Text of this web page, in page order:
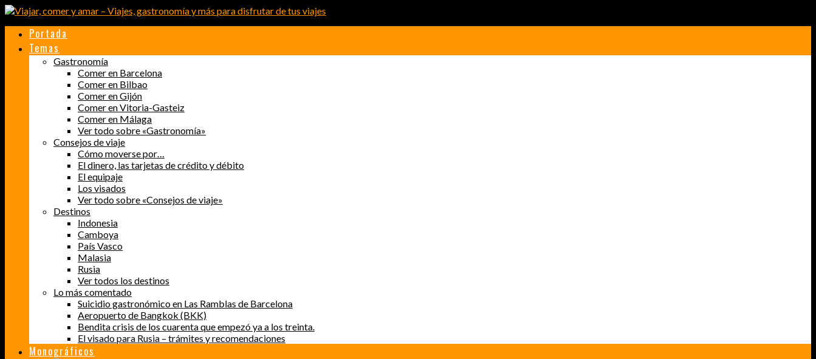
Portada
Temas
Gastronomía
Comer en Barcelona
Comer en Bilbao
Comer en Gijón
Comer en Vitoria-Gasteiz
Comer en Málaga
Ver todo sobre «Gastronomía»
Consejos de viaje
Cómo moverse por…
El dinero, las tarjetas de crédito y débito
El equipaje
Los visados
Ver todo sobre «Consejos de viaje»
Destinos
Indonesia
Camboya
País Vasco
Malasia
Rusia
Ver todos los destinos
Lo más comentado
Suicidio gastronómico en Las Ramblas de Barcelona
Aeropuerto de Bangkok (BKK)
Bendita crisis de los cuarenta que empezó ya a los treinta.
El visado para Rusia – trámites y recomendaciones
Monográficos